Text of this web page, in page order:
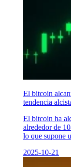
El bitcoin
tendencia
El bitcoin ha
alrededor de
lo que supone
2025-10-21